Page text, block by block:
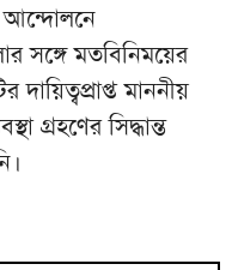
আন্দোলনে
সঙ্গে মতবিনিময়ের
দায়িত্বপ্রাপ্ত মাননীয়
গ্রহণের সিদ্ধান্ত